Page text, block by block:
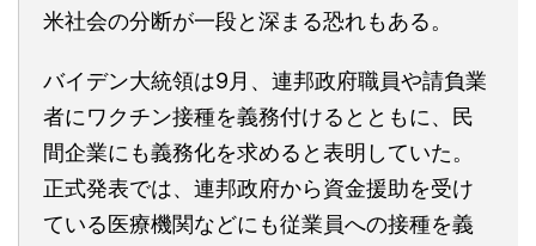
米社会の分断が一段と深まる恐れもある。
バイデン大統領は9月、連邦政府職員や請負業
者にワクチン接種を義務付けるとともに、民
間企業にも義務化を求めると表明していた。
正式発表では、連邦政府から資金援助を受け
ている医療機関などにも従業員への接種を義